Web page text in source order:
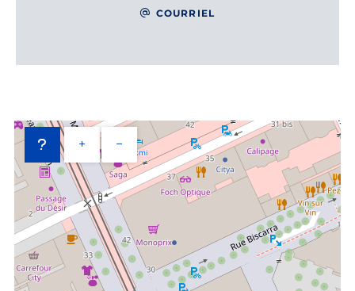
COURRIEL
+ −